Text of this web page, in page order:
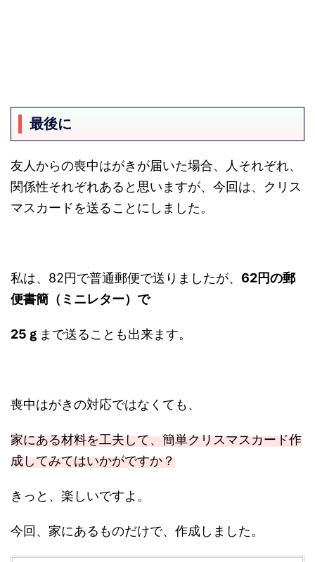
最後に
友人からの喪中はがきが届いた場合、人それぞれ、
関係性それぞれあると思いますが、今回は、クリス
マスカードを送ることにしました。
私は、82円で普通郵便で送りましたが、 62円の郵
便書簡（ミニレター）で
25ｇ まで送ることも出来ます。
喪中はがきの対応ではなくても、
家にある材料を工夫して、簡単クリスマスカード作
成してみてはいかがですか？
きっと、楽しいですよ。
今回、家にあるものだけで、作成しました。